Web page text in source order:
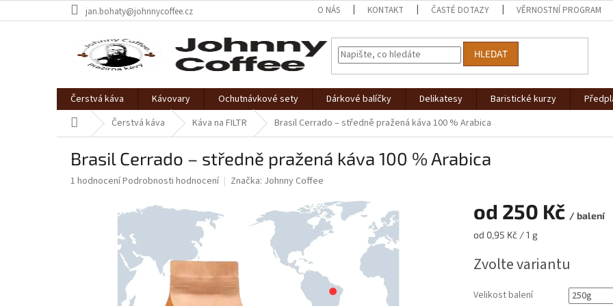
na
jan.bohaty@johnnycoffee.cz O NÁS KONTAKT ČASTÉ DOTAZY VĚRNOSTNÍ PROGRAM
HLEDAT
Čerstvá káva Kávovary Ochutnávkové sety Dárkové balíčky Delikatesy Baristické kurzy
Domů Čerstvá káva Káva na FILTR Brasil Cerrado – středně pražená káva 100 % Arabica
Brasil Cerrado – středně pražená káva 100 % Arabica
Průměrné
1 hodnoceníPodrobnosti hodnocení Značka: Johnny Coffee
od 250 Kč / balení
Měrná
od 0,95 Kč / 1 g
Zvolte variantu
Velikost balení